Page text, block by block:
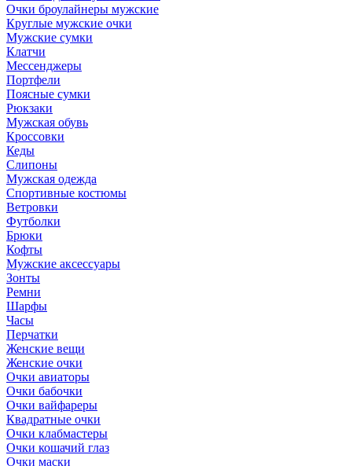
Очки броулайнеры мужские
Круглые мужские очки
Мужские сумки
Клатчи
Мессенджеры
Портфели
Поясные сумки
Рюкзаки
Мужская обувь
Кроссовки
Кеды
Слипоны
Мужская одежда
Спортивные костюмы
Ветровки
Футболки
Брюки
Кофты
Мужские аксессуары
Зонты
Ремни
Шарфы
Часы
Перчатки
Женские вещи
Женские очки
Очки авиаторы
Очки бабочки
Очки вайфареры
Квадратные очки
Очки клабмастеры
Очки кошачий глаз
Очки маски